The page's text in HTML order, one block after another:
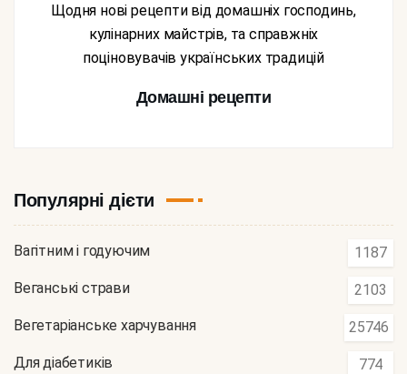
Щодня нові рецепти від домашніх господинь,
кулінарних майстрів, та справжніх
поціновувачів українських традицій
Домашні рецепти
Популярні дієти
Вагітним і годуючим 1187
Веганські страви 2103
Вегетаріанське харчування 25746
Для діабетиків 774